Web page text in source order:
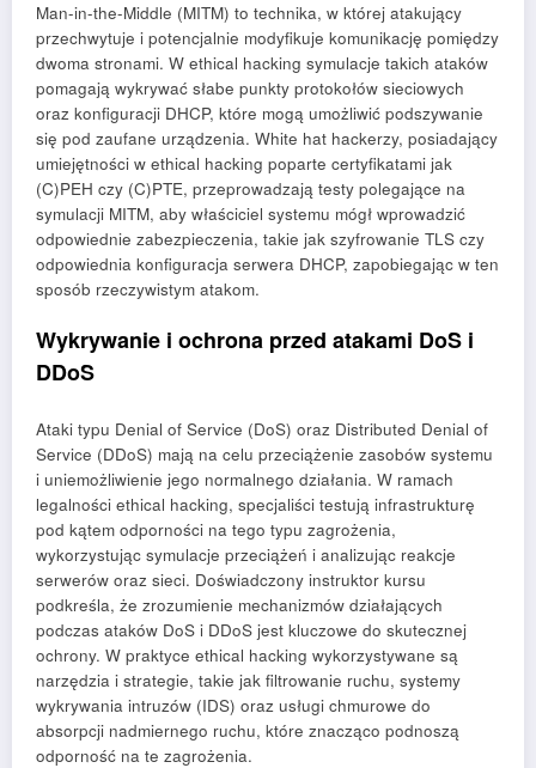
Man-in-the-Middle (MITM) to technika, w której atakujący
przechwytuje i potencjalnie modyfikuje komunikację pomiędzy
dwoma stronami. W ethical hacking symulacje takich ataków
pomagają wykrywać słabe punkty protokołów sieciowych
oraz konfiguracji DHCP, które mogą umożliwić podszywanie
się pod zaufane urządzenia. White hat hackerzy, posiadający
umiejętności w ethical hacking poparte certyfikatami jak
(C)PEH czy (C)PTE, przeprowadzają testy polegające na
symulacji MITM, aby właściciel systemu mógł wprowadzić
odpowiednie zabezpieczenia, takie jak szyfrowanie TLS czy
odpowiednia konfiguracja serwera DHCP, zapobiegając w ten
sposób rzeczywistym atakom.
Wykrywanie i ochrona przed atakami DoS i
DDoS
Ataki typu Denial of Service (DoS) oraz Distributed Denial of
Service (DDoS) mają na celu przeciążenie zasobów systemu
i uniemożliwienie jego normalnego działania. W ramach
legalności ethical hacking, specjaliści testują infrastrukturę
pod kątem odporności na tego typu zagrożenia,
wykorzystując symulacje przeciążeń i analizując reakcje
serwerów oraz sieci. Doświadczony instruktor kursu
podkreśla, że zrozumienie mechanizmów działających
podczas ataków DoS i DDoS jest kluczowe do skutecznej
ochrony. W praktyce ethical hacking wykorzystywane są
narzędzia i strategie, takie jak filtrowanie ruchu, systemy
wykrywania intruzów (IDS) oraz usługi chmurowe do
absorpcji nadmiernego ruchu, które znacząco podnoszą
odporność na te zagrożenia.